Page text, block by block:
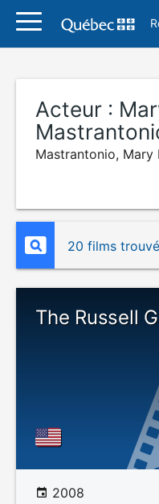
Acteur :
Mastrantonio, Mary
20 films
The Russell
2008